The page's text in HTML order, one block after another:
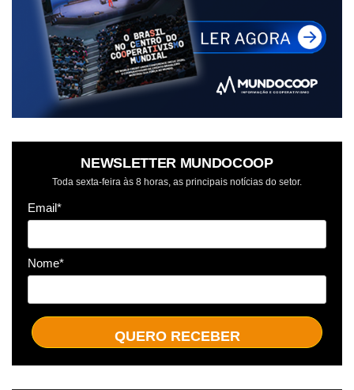
NEWSLETTER MUNDOCOOP
Toda sexta-feira às 8 horas, as principais notícias do setor.
Email*
Nome*
QUERO RECEBER